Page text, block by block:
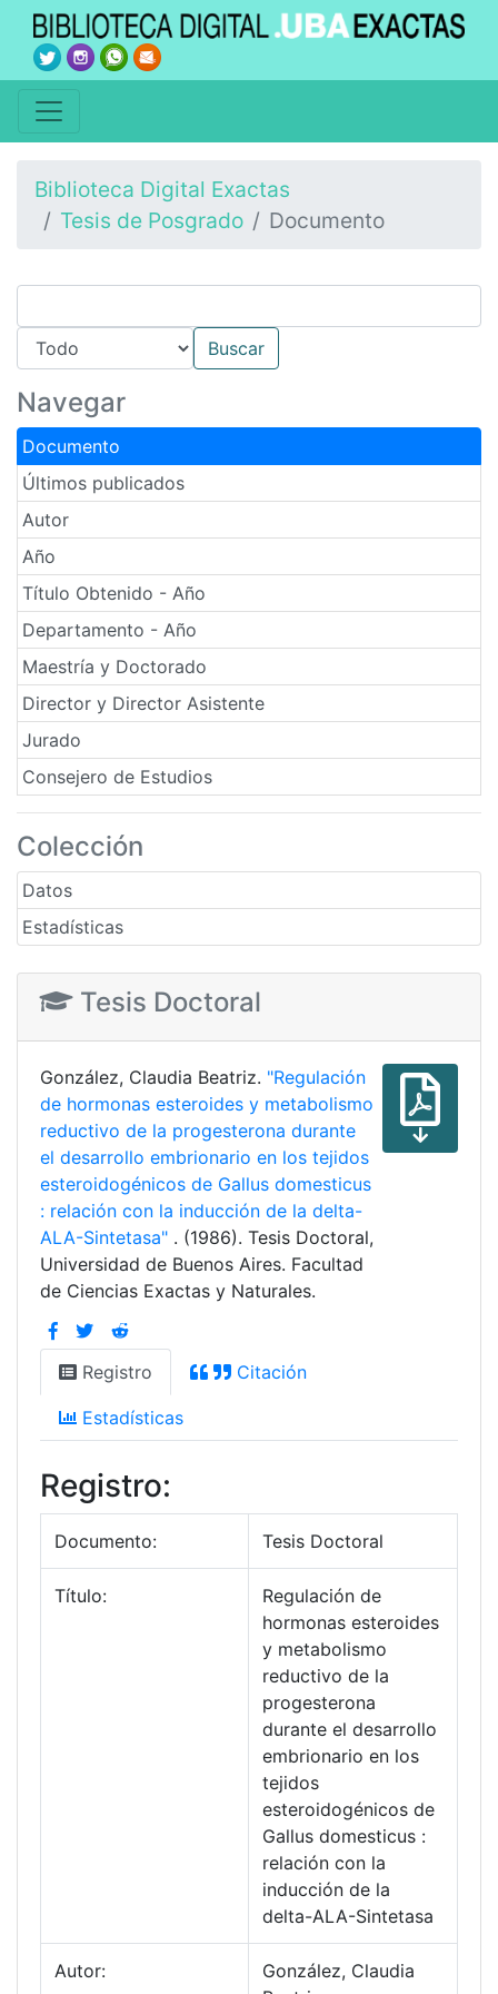
Biblioteca Digital Exactas
Tesis de Posgrado
Documento
Navegar
Documento
Últimos publicados
Autor
Año
Título Obtenido - Año
Departamento - Año
Maestría y Doctorado
Director y Director Asistente
Jurado
Consejero de Estudios
Colección
Datos
Estadísticas
Tesis Doctoral
González, Claudia Beatriz. "Regulación
de hormonas esteroides y metabolismo
reductivo de la progesterona durante
el desarrollo embrionario en los tejidos
esteroidogénicos de Gallus domesticus
: relación con la inducción de la delta-
ALA-Sintetasa" . (1986). Tesis Doctoral,
Universidad de Buenos Aires. Facultad
de Ciencias Exactas y Naturales.
Registro Citación
Estadísticas
Registro:
Documento: Tesis Doctoral
Título:
Regulación de
hormonas esteroides
y metabolismo
reductivo de la
progesterona
durante el desarrollo
embrionario en los
tejidos
esteroidogénicos de
Gallus domesticus :
relación con la
inducción de la
delta-ALA-Sintetasa
Autor:
González, Claudia